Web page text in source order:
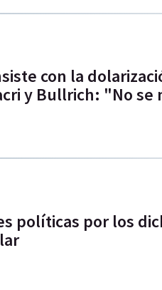
con la
y Bullrich: "No se
políticas por los